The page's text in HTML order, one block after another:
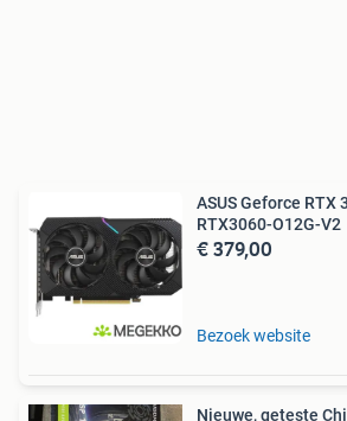
ASUS Geforce RTX
RTX3060-O12G-V2
€ 379,00
Bezoek website
Nieuwe, geteste